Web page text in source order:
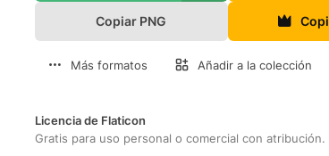
Copiar PNG
Más formatos Añadir a la colección
Licencia de Flaticon
Gratis para uso personal o comercial con atribución.